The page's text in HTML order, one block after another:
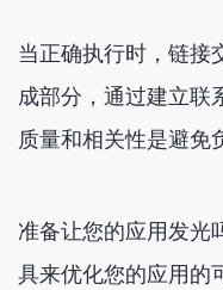
当正确执行时，链接
成部分，通过建立联
质量和相关性是避免
准备让您的应用发光
具来优化您的应用的